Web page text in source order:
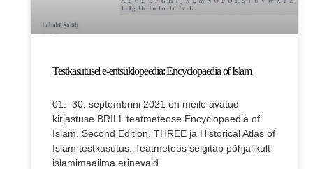
Testkasutusel e-entsüklopeedia: Encyclopaedia of Islam
01.–30. septembrini 2021 on meile avatud
kirjastuse BRILL teatmeteose Encyclopaedia of
Islam, Second Edition, THREE ja Historical Atlas of
Islam testkasutus. Teatmeteos selgitab põhjalikult
islamimaailma erinevaid